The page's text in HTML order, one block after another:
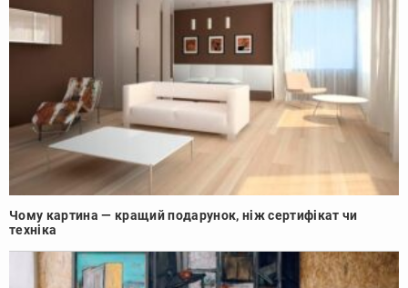
Чому картина — кращий подарунок, ніж сертифікат чи
техніка